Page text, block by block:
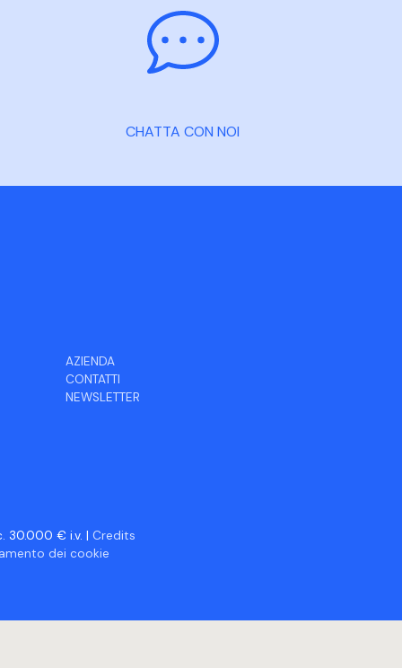
CHATTA CON NOI
AZIENDA
CONTATTI
NEWSLETTER
30.000 € i.v. | Credits
dei cookie